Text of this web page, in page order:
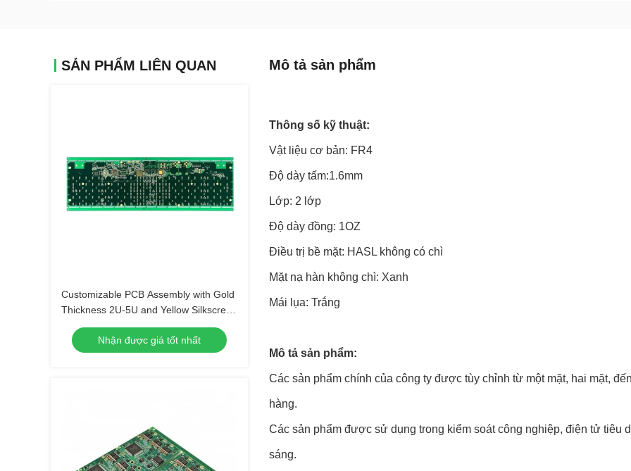
SẢN PHẨM LIÊN QUAN
Customizable PCB Assembly with Gold
Thickness 2U-5U and Yellow Silkscreen
Color
Nhận được giá tốt nhất
Mô tả sản phẩm
Thông số kỹ thuật:
Vật liệu cơ bản: FR4
Độ dày tấm:1.6mm
Lớp: 2 lớp
Độ dày đồng: 1OZ
Điều trị bề mặt: HASL không có chì
Mặt nạ hàn không chì: Xanh
Mái lụa: Trắng
Mô tả sản phẩm:
Các sản phẩm chính của công ty được tùy chỉnh từ một mặt, hai mặt,
hàng.
Các sản phẩm được sử dụng trong kiểm soát công nghiệp, điện tử tiêu
sáng.